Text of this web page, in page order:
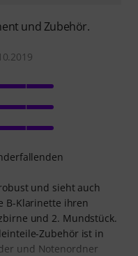
und Zubehör.
und sieht auch
B-Klarinette ihren
und 2. Mundstück.
Zubehör ist in
und Notenordner